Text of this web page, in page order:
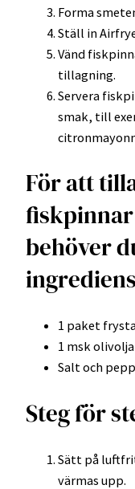
Forma
Ställ in
Vänd
tillagning.
Servera
smak, till
För att
behöver
1 paket
1 msk olivolja
Salt och
Steg för
Sätt på
värmas upp.